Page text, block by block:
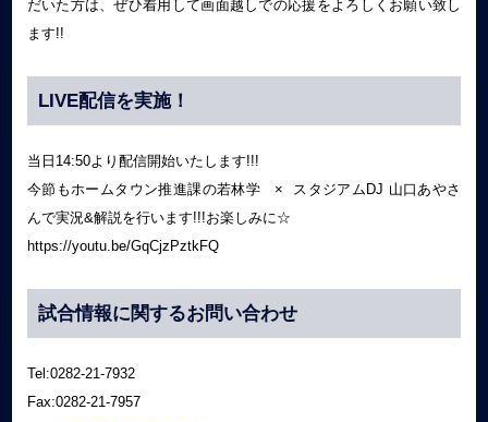
だいた方は、ぜひ着用して画面越しでの応援をよろしくお願い致し
ます!!
LIVE配信を実施！
当日14:50より配信開始いたします!!!
今節もホームタウン推進課の若林学 × スタジアムDJ 山口あやさ
んで実況&解説を行います!!!お楽しみに☆
https://youtu.be/GqCjzPztkFQ
試合情報に関するお問い合わせ
Tel:0282-21-7932
Fax:0282-21-7957